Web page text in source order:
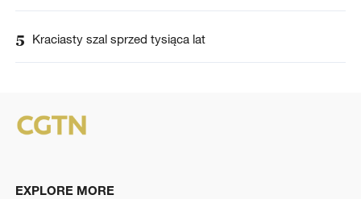
5 Kraciasty szal sprzed tysiąca lat
EXPLORE MORE